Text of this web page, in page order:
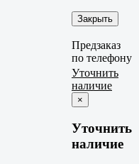
Закрыть
Предзаказ
по телефону
Уточнить
наличие
×
Уточнить
наличие